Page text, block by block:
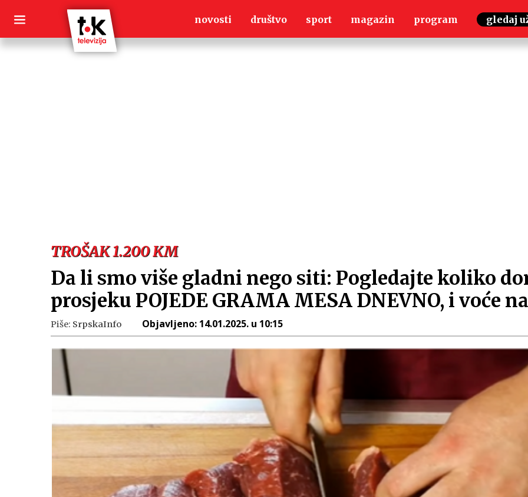
content
novosti društvo sport magazin program gledaj
TROŠAK 1.200 KM
Da li smo više gladni nego siti: Pogledajte koliko
prosjeku POJEDE GRAMA MESA DNEVNO, i voće
Piše: SrpskaInfo Objavljeno: 14.01.2025. u 10:15